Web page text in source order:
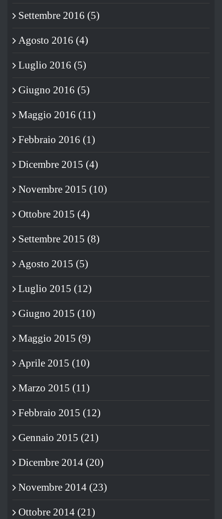
Settembre 2016 (5)
Agosto 2016 (4)
Luglio 2016 (5)
Giugno 2016 (5)
Maggio 2016 (11)
Febbraio 2016 (1)
Dicembre 2015 (4)
Novembre 2015 (10)
Ottobre 2015 (4)
Settembre 2015 (8)
Agosto 2015 (5)
Luglio 2015 (12)
Giugno 2015 (10)
Maggio 2015 (9)
Aprile 2015 (10)
Marzo 2015 (11)
Febbraio 2015 (12)
Gennaio 2015 (21)
Dicembre 2014 (20)
Novembre 2014 (23)
Ottobre 2014 (21)